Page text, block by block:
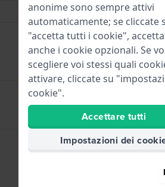
5 Bar (doccia)
2 Anni di
gratuita
Ore -
Data -
anonime sono sempre attivi
automaticamente; se cliccate
"accetta tutti i cookie",
anche i cookie opzionali. Se
scegliere voi stessi quali
attivare, cliccate su
cookie".
Accettare tutti
Impostazioni dei